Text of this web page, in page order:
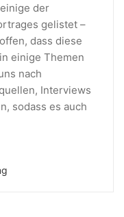
der
gelistet –
dass diese
einige Themen
nach
Interviews
sodass es auch